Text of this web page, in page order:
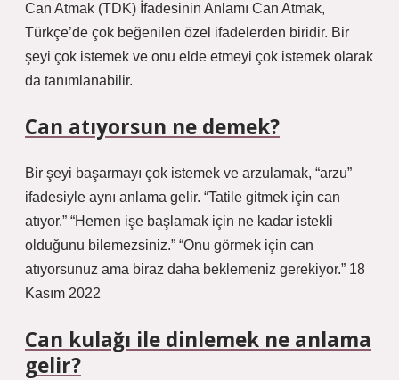
Can Atmak (TDK) İfadesinin Anlamı Can Atmak,
Türkçe’de çok beğenilen özel ifadelerden biridir. Bir
şeyi çok istemek ve onu elde etmeyi çok istemek olarak
da tanımlanabilir.
Can atıyorsun ne demek?
Bir şeyi başarmayı çok istemek ve arzulamak, “arzu”
ifadesiyle aynı anlama gelir. “Tatile gitmek için can
atıyor.” “Hemen işe başlamak için ne kadar istekli
olduğunu bilemezsiniz.” “Onu görmek için can
atıyorsunuz ama biraz daha beklemeniz gerekiyor.” 18
Kasım 2022
Can kulağı ile dinlemek ne anlama
gelir?